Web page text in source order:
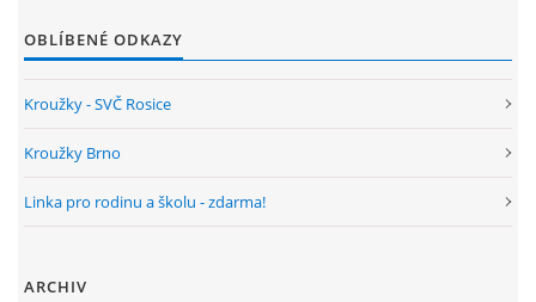
GDPR
JAK MOTIVOVAT DÍTĚ KE ČTENÍ
OBLÍBENÉ ODKAZY
Kroužky - SVČ Rosice
Kroužky Brno
Linka pro rodinu a školu - zdarma!
ARCHIV